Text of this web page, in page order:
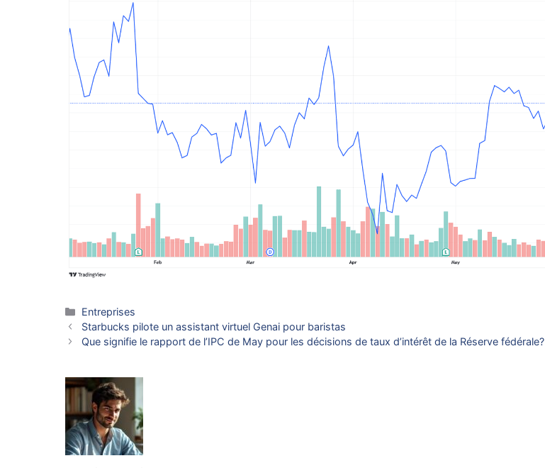
Catégories
Entreprises
Starbucks pilote un assistant virtuel Genai pour baristas
Que signifie le rapport de l’IPC de May pour les décisions de taux d’intérêt de la Réserve fédérale?